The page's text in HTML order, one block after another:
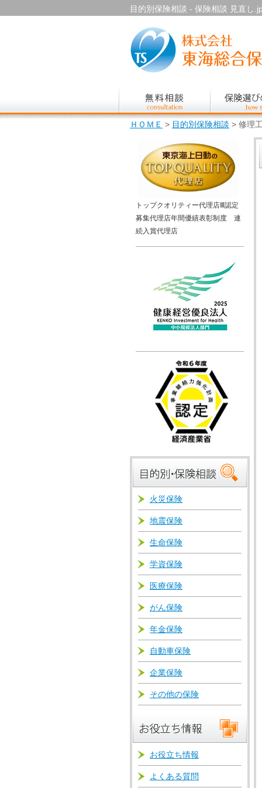
目的別保険相談 - 保険相談 見直し
ＨＯＭＥ > 目的別保険相談 > 修理
トップクオリティー代理店Ⅲ認定
募集代理店年間優績表彰制度 連
続入賞代理店
火災保険
地震保険
生命保険
学資保険
医療保険
がん保険
年金保険
自動車保険
企業保険
その他の保険
お役立ち情報
よくある質問